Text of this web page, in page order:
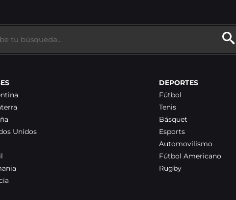
Unidos
DEPORTES
Fútbol
Tenis
Básquet
Esports
Automovilismo
Fútbol Americano
Rugby